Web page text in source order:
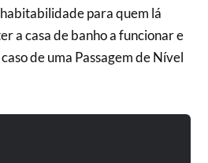
para quem lá
a casa de banho a funcionar e
de uma Passagem de Nível